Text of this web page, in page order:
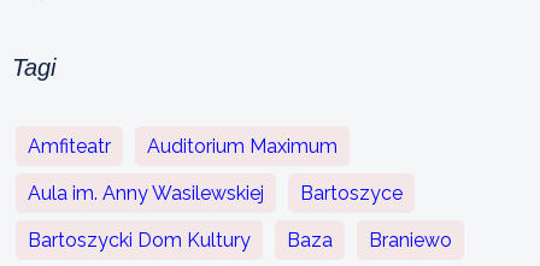
Tagi
Amfiteatr Auditorium Maximum
Aula im. Anny Wasilewskiej Bartoszyce
Bartoszycki Dom Kultury Baza Braniewo